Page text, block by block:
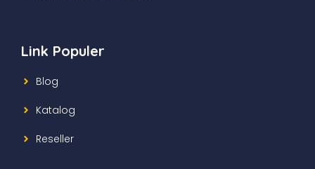
Link Populer
Blog
Katalog
Reseller